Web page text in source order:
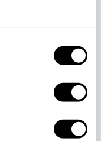
de gids
contact met
de